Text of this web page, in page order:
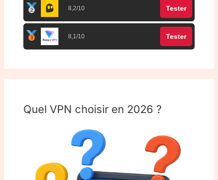
8,2/10 Tester
8,1/10 Tester
Quel VPN choisir en 2026 ?